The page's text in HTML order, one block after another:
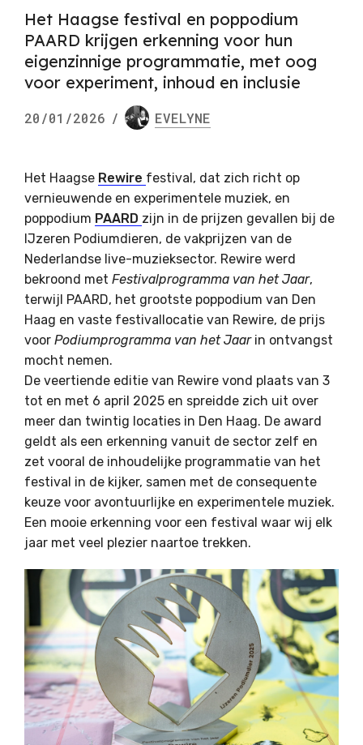
Het Haagse festival en poppodium
PAARD krijgen erkenning voor hun
eigenzinnige programmatie, met oog
voor experiment, inhoud en inclusie
20/01/2026 / EVELYNE
Het Haagse Rewire festival, dat zich richt op
vernieuwende en experimentele muziek, en
poppodium PAARD zijn in de prijzen gevallen bij de
IJzeren Podiumdieren, de vakprijzen van de
Nederlandse live-muzieksector. Rewire werd
bekroond met Festivalprogramma van het Jaar,
terwijl PAARD, het grootste poppodium van Den
Haag en vaste festivallocatie van Rewire, de prijs
voor Podiumprogramma van het Jaarin ontvangst
mocht nemen.
De veertiende editie van Rewire vond plaats van 3
tot en met 6 april 2025 en spreidde zich uit over
meer dan twintig locaties in Den Haag. De award
geldt als een erkenning vanuit de sector zelf en
zet vooral de inhoudelijke programmatie van het
festival in de kijker, samen met de consequente
keuze voor avontuurlijke en experimentele muziek.
Een mooie erkenning voor een festival waar wij elk
jaar met veel plezier naartoe trekken.